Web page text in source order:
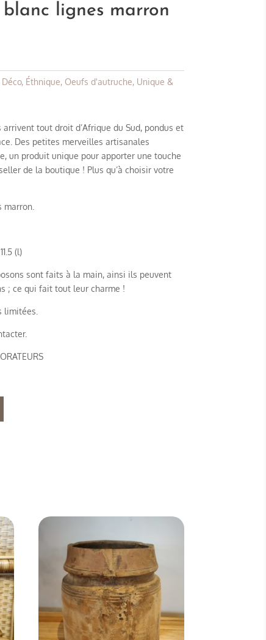
lignes marron
Déco, Éthnique, Oeufs d'autruche, Unique &
tout droit d’Afrique du Sud, pondus et
Des petites merveilles artisanales
un produit unique pour apporter une touche
de la boutique ! Plus qu’à choisir votre
marron.
(l)
sont faits à la main, ainsi ils peuvent
; ce qui fait tout leur charme !
limitées.